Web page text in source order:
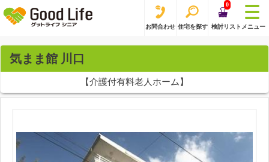
お問合わせ 住宅を探す
0
検討リスト メニュー
気まま館 川口
【介護付有料老人ホーム】